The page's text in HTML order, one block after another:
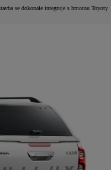
se dokonale integruje s hmotou Toyoty